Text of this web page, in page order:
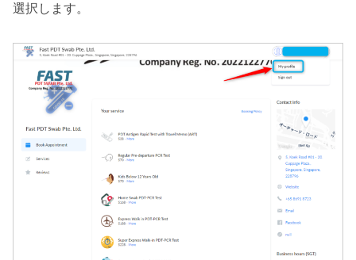
選択します。